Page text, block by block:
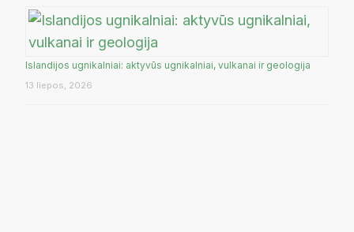
Islandijos ugnikalniai: aktyvūs ugnikalniai, vulkanai ir geologija
13 liepos, 2026